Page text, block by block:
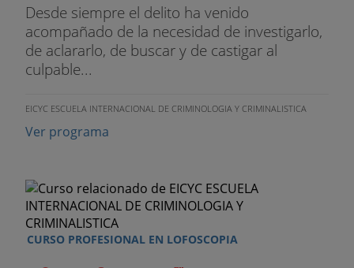
Desde siempre el delito ha venido
acompañado de la necesidad de investigarlo,
de aclararlo, de buscar y de castigar al
culpable...
EICYC ESCUELA INTERNACIONAL DE CRIMINOLOGIA Y CRIMINALISTICA
Ver programa
CURSO PROFESIONAL EN LOFOSCOPIA